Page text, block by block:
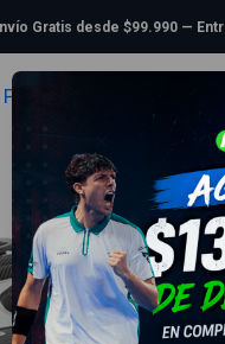
Zapatillas de
Gratis desde $99.990 —
Inicio